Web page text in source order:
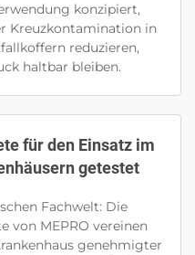
konzipiert,
Kreuzkontamination in
reduzieren,
haltbar bleiben.
für den Einsatz im
getestet
Fachwelt: Die
von MEPRO vereinen
genehmigter